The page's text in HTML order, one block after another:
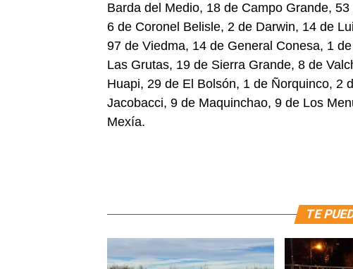
Barda del Medio, 18 de Campo Grande,
6 de Coronel Belisle, 2 de Darwin, 14 de
97 de Viedma, 14 de General Conesa, 1
Las Grutas, 19 de Sierra Grande, 8 de
Huapi, 29 de El Bolsón, 1 de Ñorquinco, 2
Jacobacci, 9 de Maquinchao, 9 de Los
Mexía.
TE